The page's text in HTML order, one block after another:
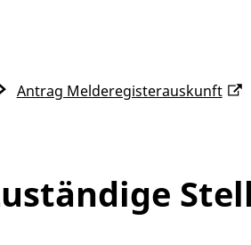
Antrag Melderegisterauskunft